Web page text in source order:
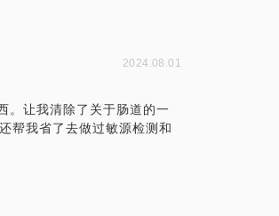
前往正规医院进行就
2024.08.01
。让我清除了关于肠道的一
帮我省了去做过敏源检测和